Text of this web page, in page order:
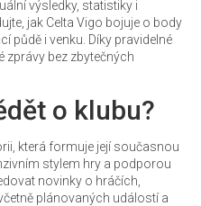
výsledky, statistiky i
jak Celta Vigo bojuje o body
půdě i venku. Díky pravidelné
zprávy bez zbytečných
o klubu?
která formuje její současnou
stylem hry a podporou
novinky o hráčích,
plánovaných událostí a